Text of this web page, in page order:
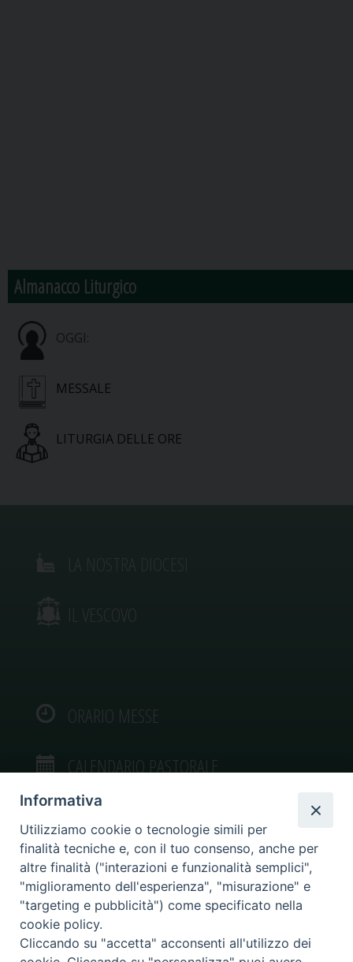
Almanacco Liturgico
OGGI:
MESSALE
LITURGIA DELLE ORE
IL VESCOVO
ORARIO MESSE
CALENDARIO PASTORALE
VIDEOGALLERY
PHOTOGALLERY
Informativa
Utilizziamo cookie o tecnologie simili per
finalità tecniche e, con il tuo consenso, anche per
altre finalità ("interazioni e funzionalità semplici",
"miglioramento dell'esperienza", "misurazione" e
"targeting e pubblicità") come specificato nella
cookie policy.
Cliccando su "accetta" acconsenti all'utilizzo dei